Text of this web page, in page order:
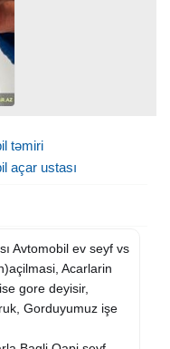
təmiri
açar ustası
Avtomobil ev seyf vs
Acarlarin
gore deyisir,
Gorduyumuz işe